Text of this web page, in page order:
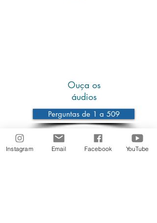
Perguntas de 1 a 509
A partir da pergunta 510
Ouça os
áudios
Instagram Email Facebook YouTube